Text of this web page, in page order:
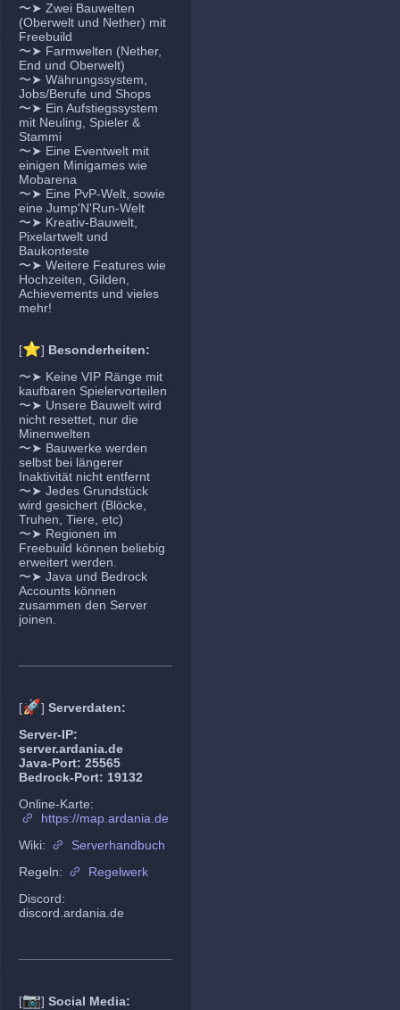
〜➤ Zwei Bauwelten
(Oberwelt und Nether) mit
Freebuild
〜➤ Farmwelten (Nether,
End und Oberwelt)
〜➤ Währungssystem,
Jobs/Berufe und Shops
〜➤ Ein Aufstiegssystem
mit Neuling, Spieler &
Stammi
〜➤ Eine Eventwelt mit
einigen Minigames wie
Mobarena
〜➤ Eine PvP-Welt, sowie
eine Jump'N'Run-Welt
〜➤ Kreativ-Bauwelt,
Pixelartwelt und
Baukonteste
〜➤ Weitere Features wie
Hochzeiten, Gilden,
Achievements und vieles
mehr!
[⭐] Besonderheiten:
〜➤ Keine VIP Ränge mit
kaufbaren Spielervorteilen
〜➤ Unsere Bauwelt wird
nicht resettet, nur die
Minenwelten
〜➤ Bauwerke werden
selbst bei längerer
Inaktivität nicht entfernt
〜➤ Jedes Grundstück
wird gesichert (Blöcke,
Truhen, Tiere, etc)
〜➤ Regionen im
Freebuild können beliebig
erweitert werden.
〜➤ Java und Bedrock
Accounts können
zusammen den Server
joinen.
[🚀] Serverdaten:
Server-IP:
server.ardania.de
Java-Port: 25565
Bedrock-Port: 19132
Online-Karte:
https://map.ardania.de
Wiki:
Serverhandbuch
Regeln:
Regelwerk
Discord:
discord.ardania.de
[📷] Social Media: